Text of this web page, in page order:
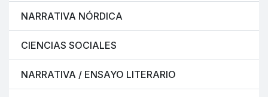
NARRATIVA NÓRDICA
CIENCIAS SOCIALES
NARRATIVA / ENSAYO LITERARIO